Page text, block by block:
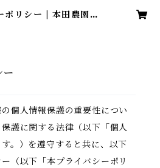
ポリシー | 本田農園公
ー
個人情報保護の重要性につい
護に関する法律（以下「個人
。）を遵守すると共に、以下
（以下「本プライバシーポリ